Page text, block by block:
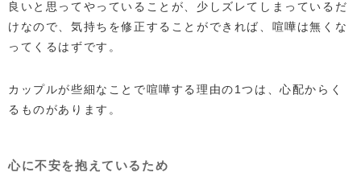
良いと思ってやっていることが、少しズレてしまっているだ
けなので、気持ちを修正することができれば、喧嘩は無くな
ってくるはずです。
カップルが些細なことで喧嘩する理由の1つは、心配からく
るものがあります。
心に不安を抱えているため